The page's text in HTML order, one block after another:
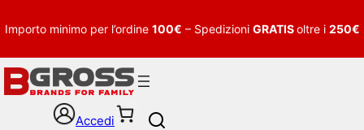
Importo minimo per l’ordine 100€ – Spedizioni GRATISoltre i 250€
Accedi